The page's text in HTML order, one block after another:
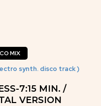
MIX
synth. disco track )
7:15 MIN. /
VERSION